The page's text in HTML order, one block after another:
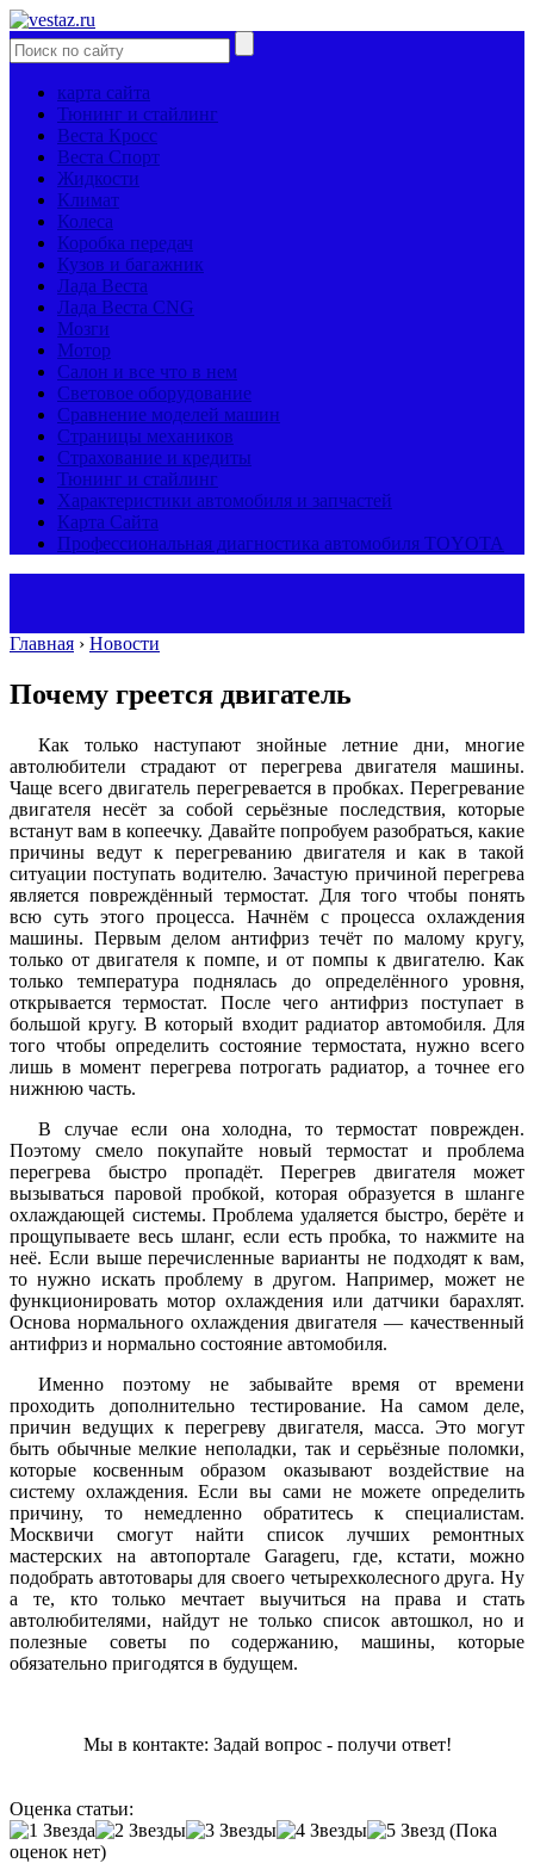
карта сайта
Тюнинг и стайлинг
Веста Кросс
Веста Спорт
Жидкости
Климат
Колеса
Коробка передач
Кузов и багажник
Лада Веста
Лада Веста CNG
Мозги
Мотор
Салон и все что в нем
Световое оборудование
Сравнение моделей машин
Страницы механиков
Страхование и кредиты
Тюнинг и стайлинг
Характеристики автомобиля и запчастей
Карта Сайта
Профессиональная диагностика автомобиля TOYOTA
Главная › Новости
Почему греется двигатель
Как только наступают знойные летние дни, многие
автолюбители страдают от перегрева двигателя машины.
Чаще всего двигатель перегревается в пробках. Перегревание
двигателя несёт за собой серьёзные последствия, которые
встанут вам в копеечку. Давайте попробуем разобраться, какие
причины ведут к перегреванию двигателя и как в такой
ситуации поступать водителю. Зачастую причиной перегрева
является повреждённый термостат. Для того чтобы понять
всю суть этого процесса. Начнём с процесса охлаждения
машины. Первым делом антифриз течёт по малому кругу,
только от двигателя к помпе, и от помпы к двигателю. Как
только температура поднялась до определённого уровня,
открывается термостат. После чего антифриз поступает в
большой кругу. В который входит радиатор автомобиля. Для
того чтобы определить состояние термостата, нужно всего
лишь в момент перегрева потрогать радиатор, а точнее его
нижнюю часть.
В случае если она холодна, то термостат поврежден.
Поэтому смело покупайте новый термостат и проблема
перегрева быстро пропадёт. Перегрев двигателя может
вызываться паровой пробкой, которая образуется в шланге
охлаждающей системы. Проблема удаляется быстро, берёте и
прощупываете весь шланг, если есть пробка, то нажмите на
неё. Если выше перечисленные варианты не подходят к вам,
то нужно искать проблему в другом. Например, может не
функционировать мотор охлаждения или датчики барахлят.
Основа нормального охлаждения двигателя — качественный
антифриз и нормально состояние автомобиля.
Именно поэтому не забывайте время от времени
проходить дополнительно тестирование. На самом деле,
причин ведущих к перегреву двигателя, масса. Это могут
быть обычные мелкие неполадки, так и серьёзные поломки,
которые косвенным образом оказывают воздействие на
систему охлаждения. Если вы сами не можете определить
причину, то немедленно обратитесь к специалистам.
Москвичи смогут найти список лучших ремонтных
мастерских на автопортале Garageru, где, кстати, можно
подобрать автотовары для своего четырехколесного друга. Ну
а те, кто только мечтает выучиться на права и стать
автолюбителями, найдут не только список автошкол, но и
полезные советы по содержанию, машины, которые
обязательно пригодятся в будущем.
Мы в контакте: Задай вопрос - получи ответ!
Оценка статьи:
(Пока
оценок нет)